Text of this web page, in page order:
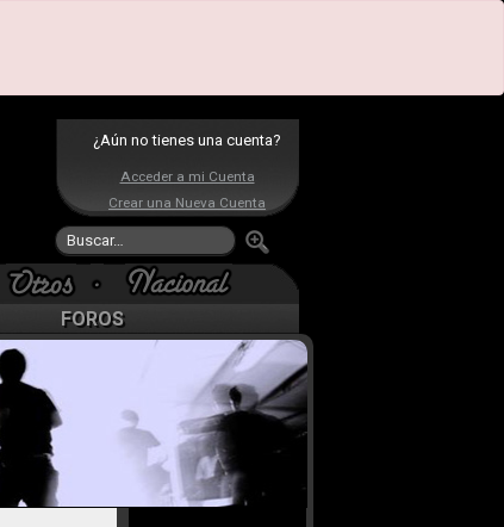
¿Aún no tienes una cuenta?
Acceder a mi Cuenta
Crear una Nueva Cuenta
FOROS